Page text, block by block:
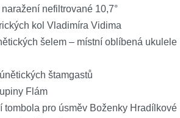
nefiltrované 10,7°
kol Vladimíra Vidima
šelem – místní oblíbená ukulele
štamgastů
Flám
pro úsměv Boženky Hradílkové